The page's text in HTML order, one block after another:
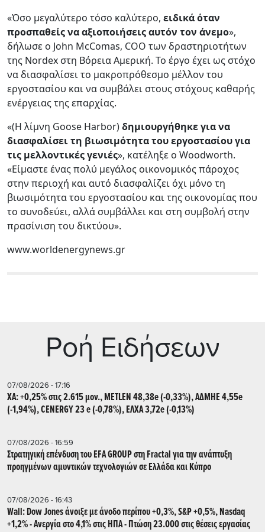
«Όσο μεγαλύτερο τόσο καλύτερο, ειδικά όταν
προσπαθείς να αξιοποιήσεις αυτόν τον άνεμο»,
δήλωσε ο John McComas, COO των δραστηριοτήτων
της Nordex στη Βόρεια Αμερική. Το έργο έχει ως στόχο
να διασφαλίσει το μακροπρόθεσμο μέλλον του
εργοστασίου και να συμβάλει στους στόχους καθαρής
ενέργειας της επαρχίας.
«(Η λίμνη Goose Harbor)δημιουργήθηκε για να
διασφαλίσει τη βιωσιμότητα του εργοστασίου για
τις μελλοντικές γενιές», κατέληξε ο Woodworth.
«Είμαστε ένας πολύ μεγάλος οικονομικός πάροχος
στην περιοχή και αυτό διασφαλίζει όχι μόνο τη
βιωσιμότητα του εργοστασίου και της οικονομίας που
το συνοδεύει, αλλά συμβάλλει και στη συμβολή στην
πρασίνιση του δικτύου».
www.worldenergynews.gr
Ρoή Ειδήσεων
07/08/2026 - 17:16
ΧΑ: +0,25% στις 2.615 μον., METLEN 48,38e (-0,33%), ΑΔΜΗΕ 4,55e
(-1,94%), CENERGY 23 e (-0,78%), ΕΛΧΑ 3,72e (-0,13%)
07/08/2026 - 16:59
Στρατηγική επένδυση του EFA GROUP στη Fractal για την ανάπτυξη
προηγμένων αμυντικών τεχνολογιών σε Ελλάδα και Κύπρο
07/08/2026 - 16:43
Wall: Dow Jones άνοιξε με άνοδο περίπου +0,3%, S&P +0,5%, Nasdaq
+1,2% - Ανεργία στο 4,1% στις ΗΠΑ - Πτώση 23.000 στις θέσεις εργασίας